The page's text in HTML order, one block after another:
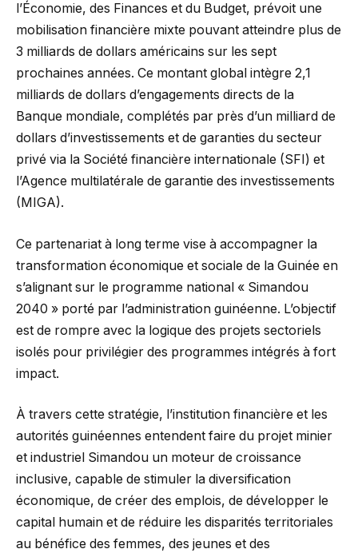
l’Économie, des Finances et du Budget, prévoit une
mobilisation financière mixte pouvant atteindre plus de
3 milliards de dollars américains sur les sept
prochaines années. Ce montant global intègre 2,1
milliards de dollars d’engagements directs de la
Banque mondiale, complétés par près d’un milliard de
dollars d’investissements et de garanties du secteur
privé via la Société financière internationale (SFI) et
l’Agence multilatérale de garantie des investissements
(MIGA).
Ce partenariat à long terme vise à accompagner la
transformation économique et sociale de la Guinée en
s’alignant sur le programme national « Simandou
2040 » porté par l’administration guinéenne. L’objectif
est de rompre avec la logique des projets sectoriels
isolés pour privilégier des programmes intégrés à fort
impact.
À travers cette stratégie, l’institution financière et les
autorités guinéennes entendent faire du projet minier
et industriel Simandou un moteur de croissance
inclusive, capable de stimuler la diversification
économique, de créer des emplois, de développer le
capital humain et de réduire les disparités territoriales
au bénéfice des femmes, des jeunes et des